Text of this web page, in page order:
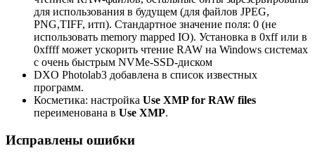
для использования в будущем (для файлов JPEG,
PNG,TIFF, итп). Стандартное значение поля: 0 (не
использовать memory mapped IO). Установка в 0xff или в
0xffff может ускорить чтение RAW на Windows системах
с очень быстрым NVMe-SSD-диском
DXO Photolab3 добавлена в список известных
программ.
Косметика: настройка Use XMP for RAW files
переименована в Use XMP.
Исправлены ошибки